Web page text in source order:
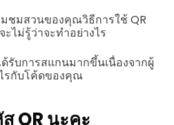
มชมสวนของคุณวิธีการใช้ QR
ไม่รู้ว่าจะทำอย่างไร
รับการสแกนมากขึ้นเนื่องจากผู้
ไรกับโค้ดของคุณ
QR นะคะ